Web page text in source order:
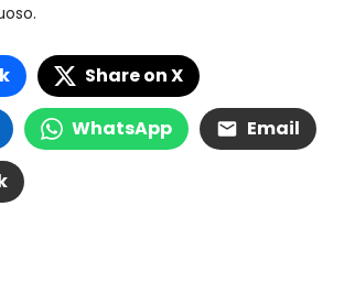
Share on X
WhatsApp Email